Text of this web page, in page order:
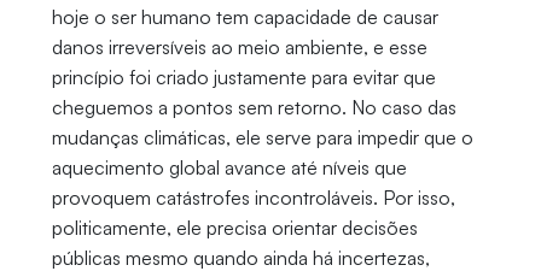
hoje o ser humano tem capacidade de causar
danos irreversíveis ao meio ambiente, e esse
princípio foi criado justamente para evitar que
cheguemos a pontos sem retorno. No caso das
mudanças climáticas, ele serve para impedir que o
aquecimento global avance até níveis que
provoquem catástrofes incontroláveis. Por isso,
politicamente, ele precisa orientar decisões
públicas mesmo quando ainda há incertezas,